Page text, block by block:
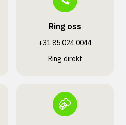
Ring oss
+31 85 024 0044
Ring direkt